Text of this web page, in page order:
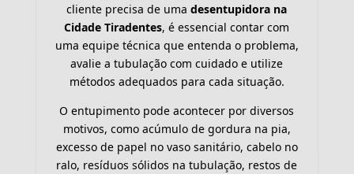
cliente precisa de umadesentupidora na
Cidade Tiradentes, é essencial contar com
uma equipe técnica que entenda o problema,
avalie a tubulação com cuidado e utilize
métodos adequados para cada situação.
O entupimento pode acontecer por diversos
motivos, como acúmulo de gordura na pia,
excesso de papel no vaso sanitário, cabelo no
ralo, resíduos sólidos na tubulação, restos de